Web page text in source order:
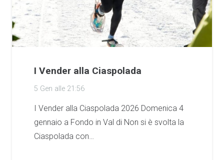
I Vender alla Ciaspolada
5 Gen alle 21:56
I Vender alla Ciaspolada 2026 Domenica 4
gennaio a Fondo in Val di Non si è svolta la
Ciaspolada con…